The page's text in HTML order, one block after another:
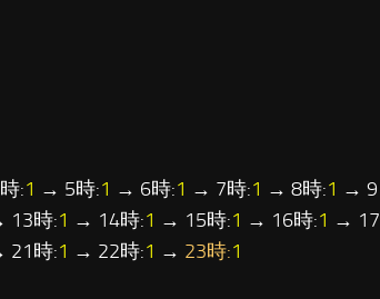
:1 → 5時:1 → 6時:1 → 7時:1 → 8時:1 → 9
13時:1 → 14時:1 → 15時:1 → 16時:1 → 17
21時:1 → 22時:1 → 23時:1